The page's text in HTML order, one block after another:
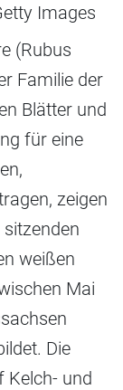
Images
(Rubus
Familie der
Blätter und
für eine
zeigen
weißen
Mai
Die
Kelch- und